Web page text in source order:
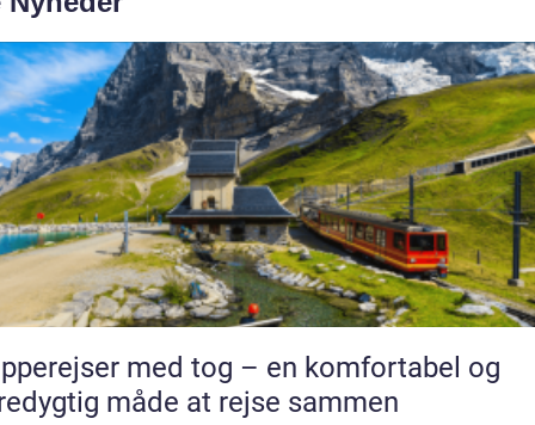
med tog – en komfortabel og
måde at rejse sammen